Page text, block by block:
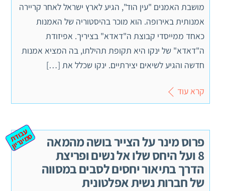
מושבת האמנים "עין הוד", הגיע לארץ ישראל לאחר קריירה
אמנותית באירופה. הוא מוכר בהיסטוריה של האמנות
כאחד ממייסדי קבוצת ה"דאדא" בציריך. אפיזודת
ה"דאדא" של ינקו היא תקופת תהילתו, בה המציא אמנות
חדשה והגיע לשיאים יצירתיים. ינקו שכלל את […]
קרא עוד
פרוס מינר על הצייר בושה מהמאה
8 ועל היחס שלו אל נשים ופריצת
הדרך בתיאור יחסים לסבים במסווה
של חברות נשית אפלטונית
ע
ב
וד
ת
ס
מ
ינ
ר
יון